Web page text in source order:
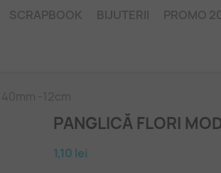
SCRAPBOOK BIJUTERII PROMO
-12cm
PANGLICĂ FLORI
1,10 lei